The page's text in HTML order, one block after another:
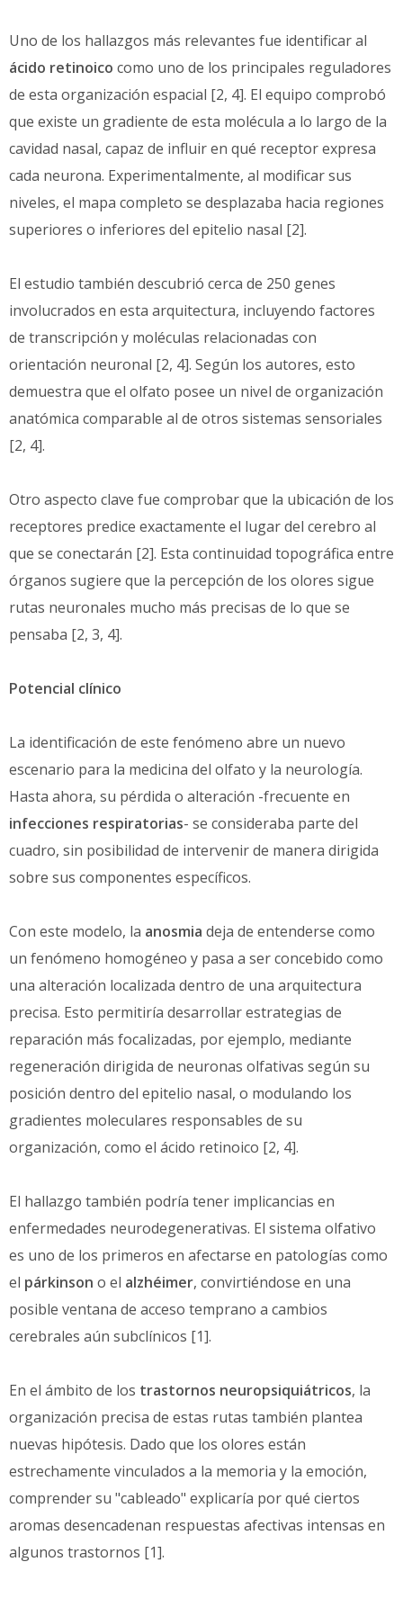
Uno de los hallazgos más relevantes fue identificar al
ácido retinoico como uno de los principales reguladores
de esta organización espacial [2, 4]. El equipo comprobó
que existe un gradiente de esta molécula a lo largo de la
cavidad nasal, capaz de influir en qué receptor expresa
cada neurona. Experimentalmente, al modificar sus
niveles, el mapa completo se desplazaba hacia regiones
superiores o inferiores del epitelio nasal [2].
El estudio también descubrió cerca de 250 genes
involucrados en esta arquitectura, incluyendo factores
de transcripción y moléculas relacionadas con
orientación neuronal [2, 4]. Según los autores, esto
demuestra que el olfato posee un nivel de organización
anatómica comparable al de otros sistemas sensoriales
[2, 4].
Otro aspecto clave fue comprobar que la ubicación de los
receptores predice exactamente el lugar del cerebro al
que se conectarán [2]. Esta continuidad topográfica entre
órganos sugiere que la percepción de los olores sigue
rutas neuronales mucho más precisas de lo que se
pensaba [2, 3, 4].
Potencial clínico
La identificación de este fenómeno abre un nuevo
escenario para la medicina del olfato y la neurología.
Hasta ahora, su pérdida o alteración -frecuente en
infecciones respiratorias- se consideraba parte del
cuadro, sin posibilidad de intervenir de manera dirigida
sobre sus componentes específicos.
Con este modelo, la anosmia deja de entenderse como
un fenómeno homogéneo y pasa a ser concebido como
una alteración localizada dentro de una arquitectura
precisa. Esto permitiría desarrollar estrategias de
reparación más focalizadas, por ejemplo, mediante
regeneración dirigida de neuronas olfativas según su
posición dentro del epitelio nasal, o modulando los
gradientes moleculares responsables de su
organización, como el ácido retinoico [2, 4].
El hallazgo también podría tener implicancias en
enfermedades neurodegenerativas. El sistema olfativo
es uno de los primeros en afectarse en patologías como
el párkinson o el alzhéimer, convirtiéndose en una
posible ventana de acceso temprano a cambios
cerebrales aún subclínicos [1].
En el ámbito de los trastornos neuropsiquiátricos, la
organización precisa de estas rutas también plantea
nuevas hipótesis. Dado que los olores están
estrechamente vinculados a la memoria y la emoción,
comprender su "cableado" explicaría por qué ciertos
aromas desencadenan respuestas afectivas intensas en
algunos trastornos [1].